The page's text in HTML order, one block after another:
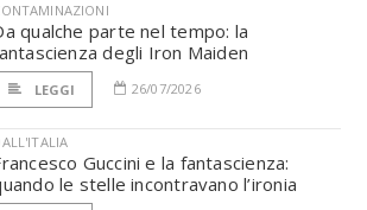
qualche parte nel tempo: la
degli Iron Maiden
LEGGI 26/07/2026
Guccini e la fantascienza:
le stelle incontravano l’ironia